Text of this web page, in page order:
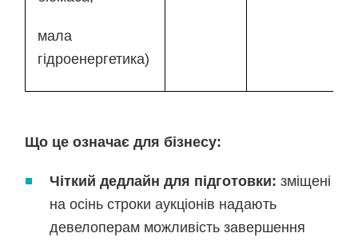
мала
гідроенергетика)
Що це означає для бізнесу:
Чіткий дедлайн для підготовки: зміщені
на осінь строки аукціонів надають
девелоперам можливість завершення